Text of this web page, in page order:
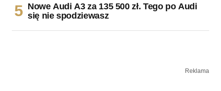
Nowe Audi A3 za 135 500 zł. Tego po Audi
się nie spodziewasz
Reklama